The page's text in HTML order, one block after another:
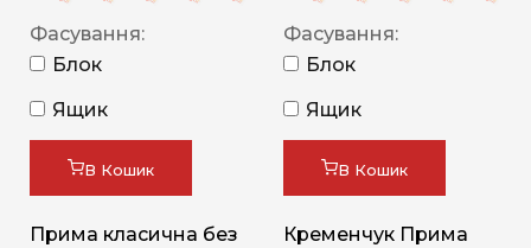
Фасування:
Блок
Ящик
В Кошик
Прима класична без
Фасування:
Блок
Ящик
В Кошик
Кременчук Прима